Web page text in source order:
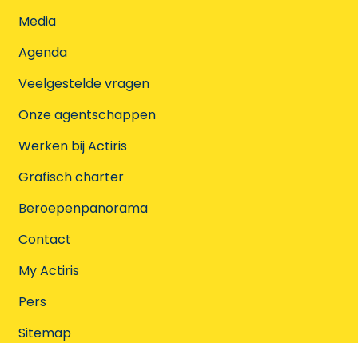
Media
Agenda
Veelgestelde vragen
Onze agentschappen
Werken bij Actiris
Grafisch charter
Beroepenpanorama
Contact
My Actiris
Pers
Sitemap